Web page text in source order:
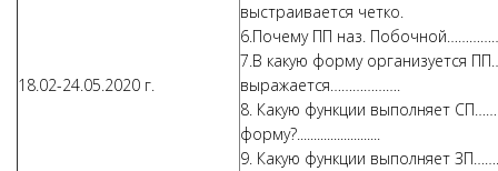
18.02-24.05.2020 г.
выстраивается четко.
6.Почему ПП наз.
7.В какую форму организуется
выражается……………….
8. Какую функции выполняет
форму?.........................
9. Какую функции выполняет